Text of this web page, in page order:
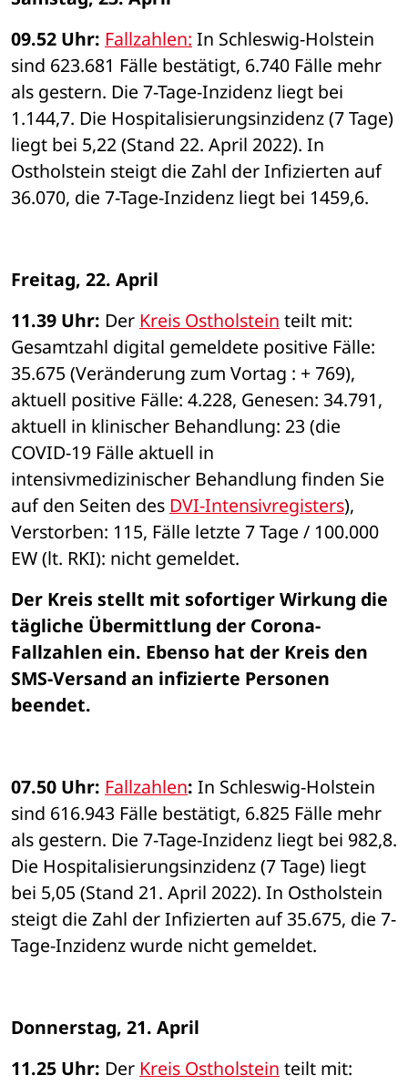
09.52 Uhr: Fallzahlen: In Schleswig-Holstein
sind 623.681 Fälle bestätigt, 6.740 Fälle mehr
als gestern. Die 7-Tage-Inzidenz liegt bei
1.144,7. Die Hospitalisierungsinzidenz (7 Tage)
liegt bei 5,22 (Stand 22. April 2022). In
Ostholstein steigt die Zahl der Infizierten auf
36.070, die 7-Tage-Inzidenz liegt bei 1459,6.
Freitag, 22. April
11.39 Uhr: Der Kreis Ostholstein teilt mit:
Gesamtzahl digital gemeldete positive Fälle:
35.675 (Veränderung zum Vortag : + 769),
aktuell positive Fälle: 4.228, Genesen: 34.791,
aktuell in klinischer Behandlung: 23 (die
COVID-19 Fälle aktuell in
intensivmedizinischer Behandlung finden Sie
auf den Seiten des DVI-Intensivregisters),
Verstorben: 115, Fälle letzte 7 Tage / 100.000
EW (lt. RKI): nicht gemeldet.
Der Kreis stellt mit sofortiger Wirkung die
tägliche Übermittlung der Corona-
Fallzahlen ein. Ebenso hat der Kreis den
SMS-Versand an infizierte Personen
beendet.
07.50 Uhr: Fallzahlen: In Schleswig-Holstein
sind 616.943 Fälle bestätigt, 6.825 Fälle mehr
als gestern. Die 7-Tage-Inzidenz liegt bei 982,8.
Die Hospitalisierungsinzidenz (7 Tage) liegt
bei 5,05 (Stand 21. April 2022). In Ostholstein
steigt die Zahl der Infizierten auf 35.675, die 7-
Tage-Inzidenz wurde nicht gemeldet.
Donnerstag, 21. April
11.25 Uhr: Der Kreis Ostholstein teilt mit: